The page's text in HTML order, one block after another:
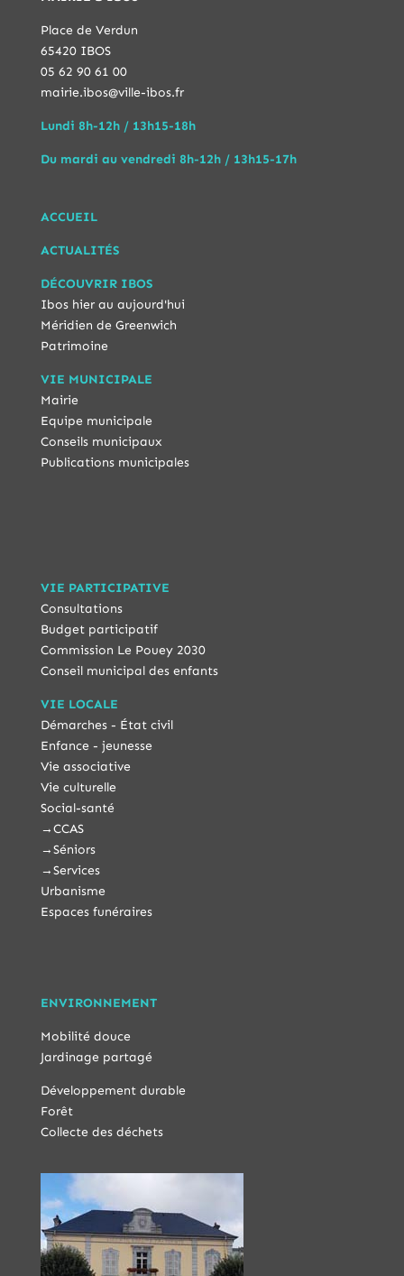
Place de Verdun
65420 IBOS
05 62 90 61 00
mairie.ibos@ville-ibos.fr
Lundi 8h-12h / 13h15-18h
Du mardi au vendredi 8h-12h / 13h15-17h
ACCUEIL
ACTUALITÉS
DÉCOUVRIR IBOS
Ibos hier au aujourd'hui
Méridien de Greenwich
Patrimoine
VIE MUNICIPALE
Mairie
Equipe municipale
Conseils municipaux
Publications municipales
VIE PARTICIPATIVE
Consultations
Budget participatif
Commission Le Pouey 2030
Conseil municipal des enfants
VIE LOCALE
Démarches - État civil
Enfance - jeunesse
Vie associative
Vie culturelle
Social-santé
→CCAS
→Séniors
→Services
Urbanisme
Espaces funéraires
ENVIRONNEMENT
Mobilité douce
Jardinage partagé
Développement durable
Forêt
Collecte des déchets